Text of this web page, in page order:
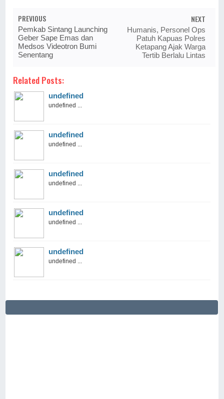
PREVIOUS
Pemkab Sintang Launching
Geber Sape Emas dan
Medsos Videotron Bumi
Senentang
NEXT
Humanis, Personel Ops
Patuh Kapuas Polres
Ketapang Ajak Warga
Tertib Berlalu Lintas
Related Posts:
undefined
undefined ...
undefined
undefined ...
undefined
undefined ...
undefined
undefined ...
undefined
undefined ...